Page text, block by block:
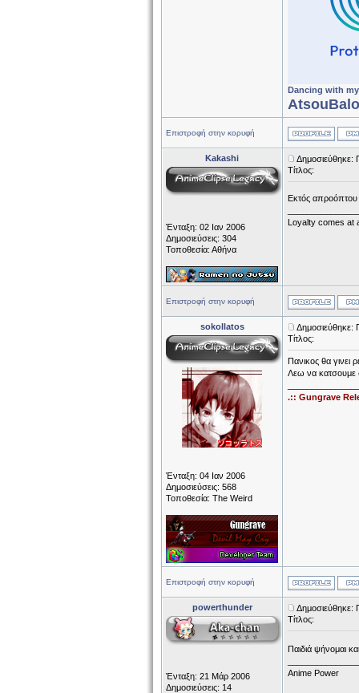
Dancing with
Επιστροφή στην κορυφή
Kakashi
Ένταξη: 02 Ιαν 2006
Δημοσιεύσεις: 304
Τοποθεσία: Αθήνα
Δημοσιεύθηκε:
Τίτλος:
Εκτός απροόπτου
Loyalty comes at
Επιστροφή στην κορυφή
sokollatos
Ένταξη: 04 Ιαν 2006
Δημοσιεύσεις: 568
Τοποθεσία: The Weird
Δημοσιεύθηκε:
Τίτλος:
Πανικος θα
Λεω να κατσουμε
.:: Gungrave
Επιστροφή στην κορυφή
powerthunder
Ένταξη: 21 Μάρ 2006
Δημοσιεύσεις: 14
Δημοσιεύθηκε:
Τίτλος:
Παιδιά ψήνομαι
Anime Power